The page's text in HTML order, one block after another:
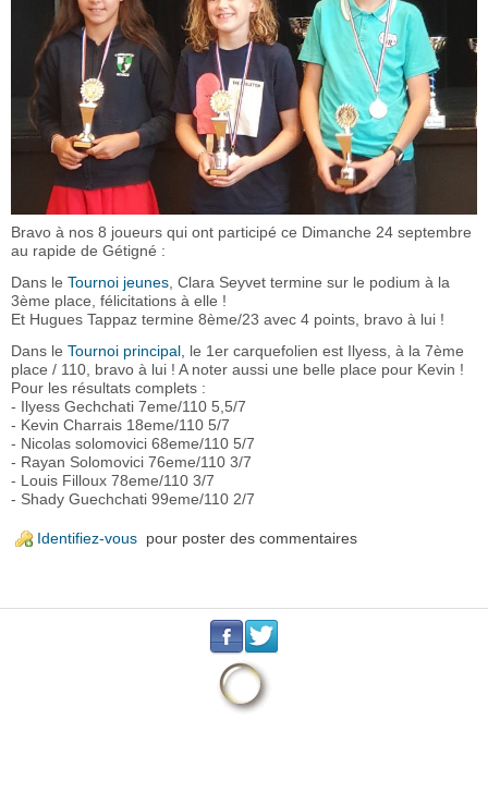
Bravo à nos 8 joueurs qui ont participé ce Dimanche 24 septembre
au rapide de Gétigné :
Dans le Tournoi jeunes, Clara Seyvet termine sur le podium à la
3ème place, félicitations à elle !
Et Hugues Tappaz termine 8ème/23 avec 4 points, bravo à lui !
Dans le Tournoi principal, le 1er carquefolien est Ilyess, à la 7ème
place / 110, bravo à lui ! A noter aussi une belle place pour Kevin !
Pour les résultats complets :
- Ilyess Gechchati 7eme/110 5,5/7
- Kevin Charrais 18eme/110 5/7
- Nicolas solomovici 68eme/110 5/7
- Rayan Solomovici 76eme/110 3/7
- Louis Filloux 78eme/110 3/7
- Shady Guechchati 99eme/110 2/7
Identifiez-vous pour poster des commentaires
. .